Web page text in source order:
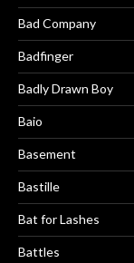
Bad Company
Badfinger
Badly Drawn Boy
Baio
Basement
Bastille
Bat for Lashes
Battles